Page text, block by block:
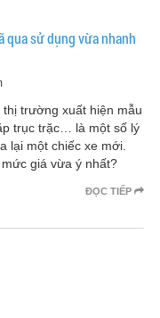
qua sử dụng vừa nhanh
trường xuất hiện mẫu
trục trặc… là một số lý
lại một chiếc xe mới.
giá vừa ý nhất?
ĐỌC TIẾP